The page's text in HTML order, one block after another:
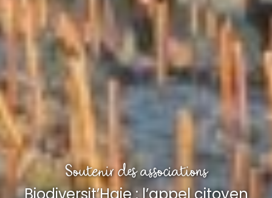
Soutenir des associations
Biodiversit’Haie : l’appel citoyen